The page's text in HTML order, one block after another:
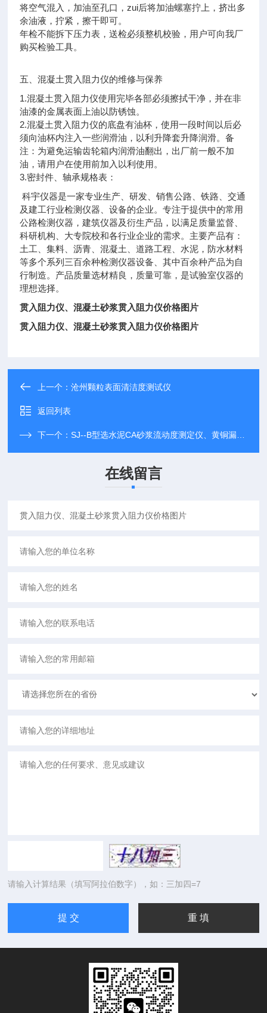
将空气混入，加油至孔口，zui后将加油螺塞拧上，挤出多
余油液，拧紧，擦干即可。
年检不能拆下压力表，送检必须整机校验，用户可向我厂
购买检验工具。
五、混凝土贯入阻力仪的维修与保养
1.混凝土贯入阻力仪使用完毕各部必须擦拭干净，并在非
油漆的金属表面上油以防锈蚀。
2.混凝土贯入阻力仪的底盘有油杯，使用一段时间以后必
须向油杯内注入一些润滑油，以利升降套升降润滑。备
注：为避免运输齿轮箱内润滑油翻出，出厂前一般不加
油，请用户在使用前加入以利使用。
3.密封件、轴承规格表：
科宇仪器是一家专业生产、研发、销售公路、铁路、交通
及建工行业检测仪器、设备的企业。专注于提供中的常用
公路检测仪器，建筑仪器及衍生产品，以满足质量监督、
科研机构、大专院校和各行业企业的需求。主要产品有：
土工、集料、沥青、混凝土、道路工程、水泥，防水材料
等多个系列三百余种检测仪器设备、其中百余种产品为自
行制造。产品质量选材精良，质量可靠，是试验室仪器的
理想选择。
贯入阻力仪、混凝土砂浆贯入阻力仪价格图片
贯入阻力仪、混凝土砂浆贯入阻力仪价格图片
上一个：沧州颗粒表面清洁度测试仪
返回列表
下一个：SJ--B型选水泥CA砂浆流动度测定仪、黄铜漏斗厂家价格
在线留言
请输入计算结果（填写阿拉伯数字），如：三加四=7